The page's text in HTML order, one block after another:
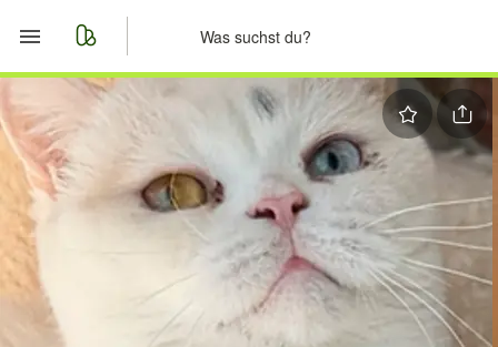
Start
Merkliste
Nachrichten
Anzeige aufgeben